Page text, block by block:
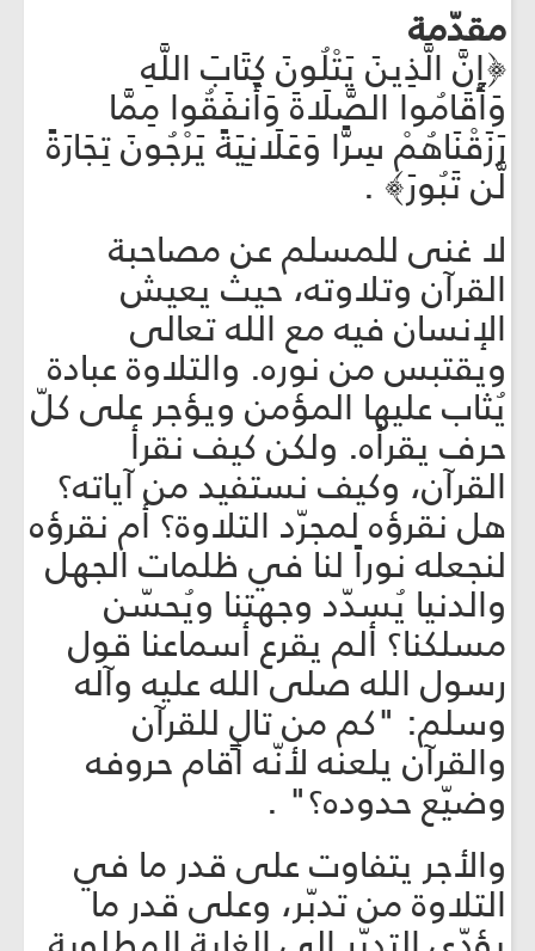
مقدّمة
﴿إِنَّ الَّذِينَ يَتْلُونَ كِتَابَ اللَّهِ
وَأَقَامُوا الصَّلَاةَ وَأَنفَقُوا مِمَّا
رَزَقْنَاهُمْ سِرًّا وَعَلَانِيَةً يَرْجُونَ تِجَارَةً
لَّن تَبُورَ﴾ .
لا غنى للمسلم عن مصاحبة
القرآن وتلاوته، حيث يعيش
الإنسان فيه مع الله تعالى
ويقتبس من نوره. والتلاوة عبادة
يُثاب عليها المؤمن ويؤجر على كلّ
حرف يقرأه. ولكن كيف نقرأ
القرآن، وكيف نستفيد من آياته؟
هل نقرؤه لمجرّد التلاوة؟ أم نقرؤه
لنجعله نوراً لنا في ظلمات الجهل
والدنيا يُسدّد وجهتنا ويُحسّن
مسلكنا؟ ألم يقرع أسماعنا قول
رسول الله صلى الله عليه وآله
وسلم: "كم من تالٍ للقرآن
والقرآن يلعنه لأنّه أقام حروفه
وضيّع حدوده؟" .
والأجر يتفاوت على قدر ما في
التلاوة من تدبّر، وعلى قدر ما